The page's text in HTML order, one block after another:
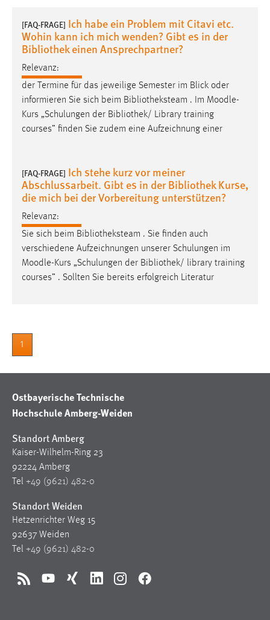
[FAQ-FRAGE] Ich habe ein Problem mit Citavi etc.
Wohin kann ich mich wenden? Gibt es in der
Bibliothek einen Ansprechpartner?
Relevanz:
der Termine für das jeweilige Semester im Blick oder
informieren Sie sich beim Bibliotheksteam . Im Moodle-
Kurs „Schulungen der Bibliothek/ Library training
courses” finden Sie zudem eine Aufzeichnung einer
[FAQ-FRAGE] Ich stehe kurz vor meiner
Abschlussarbeit. Gibt es in der Bibliothek Kurse,
die mich bei der Vorbereitung unterstützen?
Relevanz:
Sie sich beim Bibliotheksteam . Sie finden auch
verschiedene Aufzeichnungen unserer Schulungen im
Moodle-Kurs „Schulungen der Bibliothek/ library training
courses” . Sollten Sie bereits erfolgreich Literatur
1
Ostbayerische Technische
Hochschule Amberg-Weiden
Standort Amberg
Kaiser-Wilhelm-Ring 23
92224 Amberg
Tel +49 (9621) 482-0
Standort Weiden
Hetzenrichter Weg 15
92637 Weiden
Tel +49 (9621) 482-0
RSS YouTubeXing LinkedInInstagramFacebook
Performance
Name:
staticfilecache
Zweck:
Für performante Seitenauslieferung wird in diesem Cookie
gespeichert, ob man eingeloggt ist.
Sprachpräferenz
Name:
site-language-preference
Zweck:
Das Cookie speichert die gewählte Sprache der Website.
Cookie Laufzeit:
30 Tage
Wird benötigt um die Chatfunktion nutzen zu können.
Cookie Laufzeit:
5e9dbeb1811c0446 = Sitzungslaufzeit, mibew_locale = 3
Jahre, MIBEW_UserID = 1 Jahr
Name:
fe_user, be_user, be_lastLoginProvider
Zweck:
einloggen zu können.